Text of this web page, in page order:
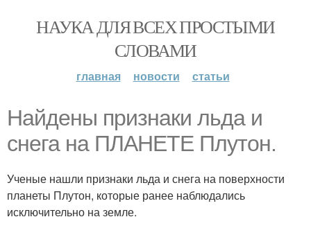
НАУКА ДЛЯ ВСЕХ ПРОСТЫМИ
СЛОВАМИ
главная новости статьи
Найдены признаки льда и
снега на ПЛАНЕТЕ Плутон.
Ученые нашли признаки льда и снега на поверхности
планеты Плутон, которые ранее наблюдались
исключительно на земле.